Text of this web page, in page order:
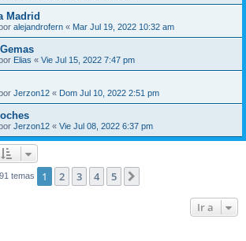
Madrid
alejandrofern « Mar Jul 19, 2022 10:32 am
Elias « Vie Jul 15, 2022 7:47 pm
Jerzon12 « Dom Jul 10, 2022 2:51 pm
Jerzon12 « Vie Jul 08, 2022 6:37 pm
91 temas 1 2 3 4 5
Ir a